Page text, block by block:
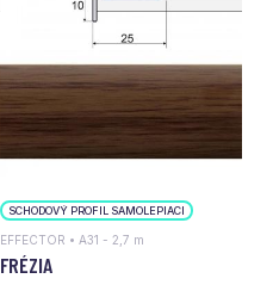
SCHODOVÝ PROFIL SAMOLEPIACI
EFFECTOR • A31 - 2,7 m
FRÉZIA